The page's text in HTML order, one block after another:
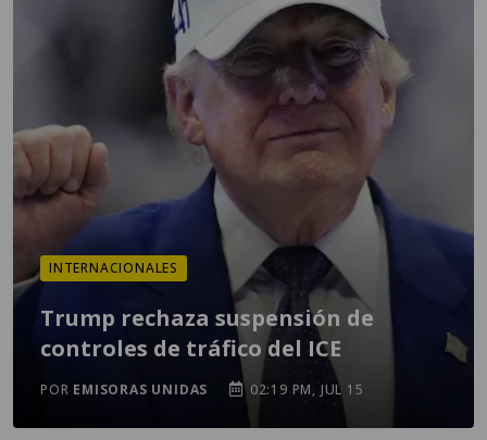
INTERNACIONALES
Trump rechaza suspensión de
controles de tráfico del ICE
POR EMISORAS UNIDAS 02:19 PM, JUL 15